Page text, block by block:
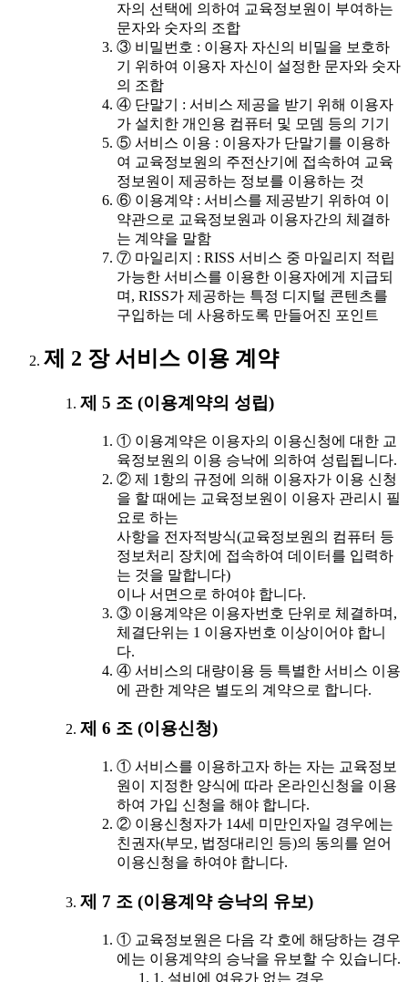
자의 선택에 의하여 교육정보원이 부여하는
문자와 숫자의 조합
③ 비밀번호 : 이용자 자신의 비밀을 보호하
기 위하여 이용자 자신이 설정한 문자와 숫자
의 조합
④ 단말기 : 서비스 제공을 받기 위해 이용자
가 설치한 개인용 컴퓨터 및 모뎀 등의 기기
⑤ 서비스 이용 : 이용자가 단말기를 이용하
여 교육정보원의 주전산기에 접속하여 교육
정보원이 제공하는 정보를 이용하는 것
⑥ 이용계약 : 서비스를 제공받기 위하여 이
약관으로 교육정보원과 이용자간의 체결하
는 계약을 말함
⑦ 마일리지 : RISS 서비스 중 마일리지 적립
가능한 서비스를 이용한 이용자에게 지급되
며, RISS가 제공하는 특정 디지털 콘텐츠를
구입하는 데 사용하도록 만들어진 포인트
제 2 장 서비스 이용 계약
제 5 조 (이용계약의 성립)
① 이용계약은 이용자의 이용신청에 대한 교
육정보원의 이용 승낙에 의하여 성립됩니다.
② 제 1항의 규정에 의해 이용자가 이용 신청
을 할 때에는 교육정보원이 이용자 관리시 필
요로 하는
사항을 전자적방식(교육정보원의 컴퓨터 등
정보처리 장치에 접속하여 데이터를 입력하
는 것을 말합니다)
이나 서면으로 하여야 합니다.
③ 이용계약은 이용자번호 단위로 체결하며,
체결단위는 1 이용자번호 이상이어야 합니
다.
④ 서비스의 대량이용 등 특별한 서비스 이용
에 관한 계약은 별도의 계약으로 합니다.
제 6 조 (이용신청)
① 서비스를 이용하고자 하는 자는 교육정보
원이 지정한 양식에 따라 온라인신청을 이용
하여 가입 신청을 해야 합니다.
② 이용신청자가 14세 미만인자일 경우에는
친권자(부모, 법정대리인 등)의 동의를 얻어
이용신청을 하여야 합니다.
제 7 조 (이용계약 승낙의 유보)
① 교육정보원은 다음 각 호에 해당하는 경우
에는 이용계약의 승낙을 유보할 수 있습니다.
1. 설비에 여유가 없는 경우